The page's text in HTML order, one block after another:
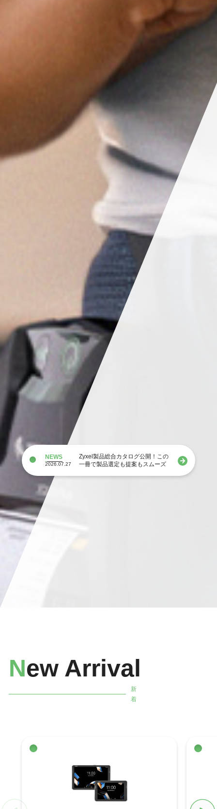
NEWS
2026.07.27
Zyxel製品総合カタログ公開！この
一冊で製品選定も提案もスムーズ
New Arrival
新
着